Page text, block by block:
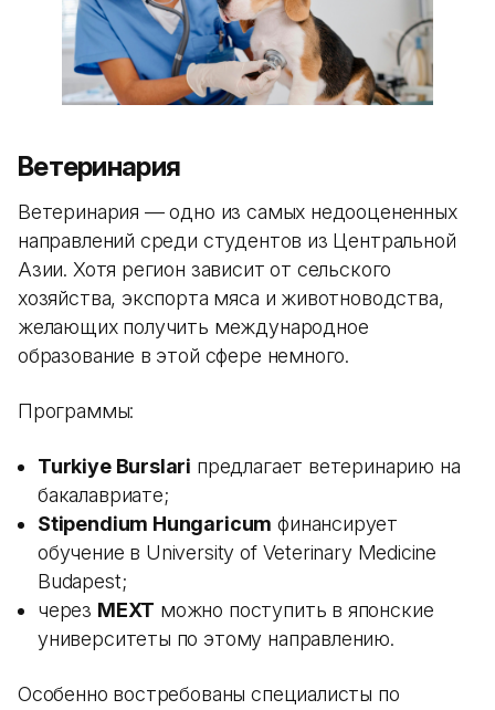
Ветеринария
Ветеринария — одно из самых недооцененных
направлений среди студентов из Центральной
Азии. Хотя регион зависит от сельского
хозяйства, экспорта мяса и животноводства,
желающих получить международное
образование в этой сфере немного.
Программы:
Turkiye Burslari предлагает ветеринарию на
бакалавриате;
Stipendium Hungaricum финансирует
обучение в University of Veterinary Medicine
Budapest;
через MEXT можно поступить в японские
университеты по этому направлению.
Особенно востребованы специалисты по